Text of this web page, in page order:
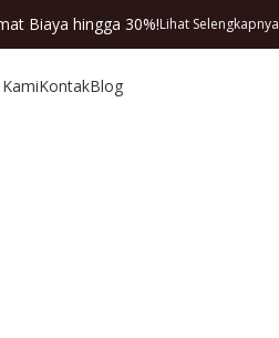
Biaya hingga 30%!Lihat Selengkapnya
KontakBlog